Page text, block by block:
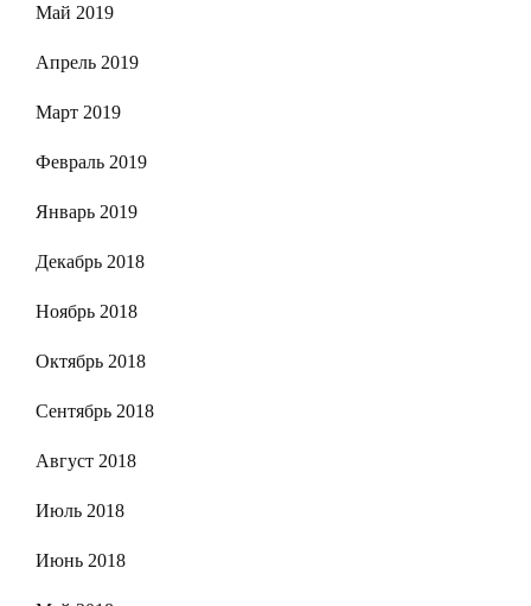
Май 2019
Апрель 2019
Март 2019
Февраль 2019
Январь 2019
Декабрь 2018
Ноябрь 2018
Октябрь 2018
Сентябрь 2018
Август 2018
Июль 2018
Июнь 2018